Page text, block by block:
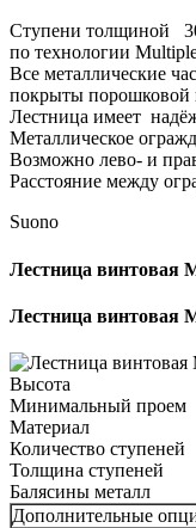
Ступени толщиной
по технологии
Все металлические
покрыты порошковой
Лестница имеет
Металлическое
Возможно лево- и
Расстояние между
Suono
Лестница винтовая
Лестница винтовая
Высота
Минимальный проем
Материал
Количество ступеней
Толщина ступеней
Балясины металл
Дополнительные